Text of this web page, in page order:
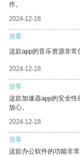
作。
2024-12-18
游客
这款app的音乐资源非常
2024-12-18
游客
这款加速器app的安全
放心。
2024-12-18
游客
这款办公软件的功能非